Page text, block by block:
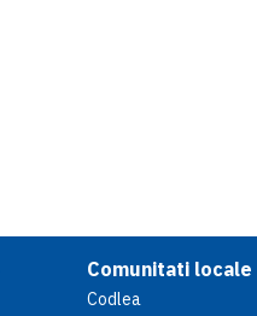
Comunitati locale
Codlea